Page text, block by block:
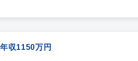
収1150万円